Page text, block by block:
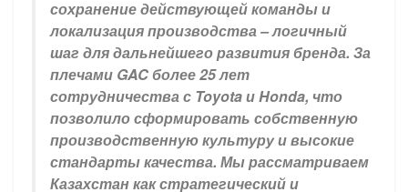
сохранение действующей команды и
локализация производства – логичный
шаг для дальнейшего развития бренда. За
плечами GAC более 25 лет
сотрудничества с Toyota и Honda, что
позволило сформировать собственную
производственную культуру и высокие
стандарты качества. Мы рассматриваем
Казахстан как стратегический и